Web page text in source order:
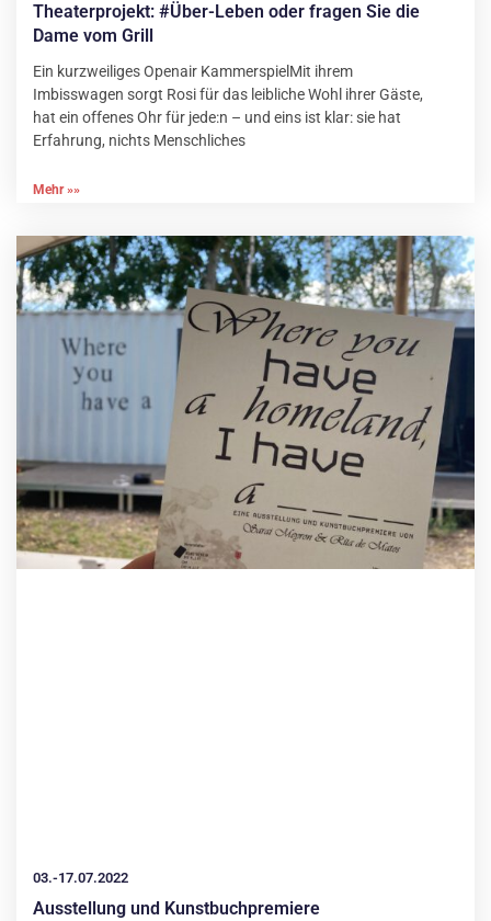
Theaterprojekt: #Über-Leben oder fragen Sie die
Dame vom Grill
Ein kurzweiliges Openair KammerspielMit ihrem
Imbisswagen sorgt Rosi für das leibliche Wohl ihrer Gäste,
hat ein offenes Ohr für jede:n – und eins ist klar: sie hat
Erfahrung, nichts Menschliches
Mehr »»
03.-17.07.2022
Ausstellung und Kunstbuchpremiere